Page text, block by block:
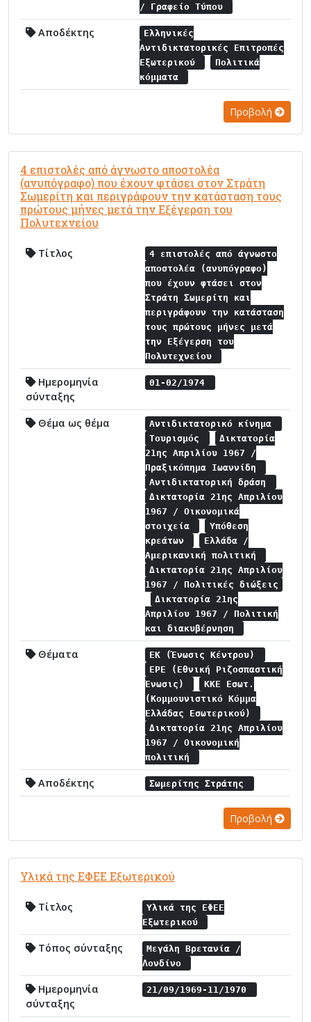
/ Γραφείο Τύπου
Αποδέκτης
Ελληνικές
Αντιδικτατορικές Επιτροπές
Εξωτερικού
Πολιτικά
κόμματα
Προβολή
4 επιστολές από άγνωστο αποστολέα
(ανυπόγραφο) που έχουν φτάσει στον Στράτη
Σωμερίτη και περιγράφουν την κατάσταση τους
πρώτους μήνες μετά την Εξέγερση του
Πολυτεχνείου
Τίτλος
4 επιστολές από άγνωστο
αποστολέα (ανυπόγραφο)
που έχουν φτάσει στον
Στράτη Σωμερίτη και
περιγράφουν την κατάσταση
τους πρώτους μήνες μετά
την Εξέγερση του
Πολυτεχνείου
Ημερομηνία
σύνταξης
01-02/1974
Θέμα ως θέμα
Αντιδικτατορικό κίνημα
Τουρισμός
Δικτατορία
21ης Απριλίου 1967 /
Πραξικόπημα Ιωαννίδη
Αντιδικτατορική δράση
Δικτατορία 21ης Απριλίου
1967 / Οικονομικά
στοιχεία
Υπόθεση
κρεάτων
Ελλάδα /
Αμερικανική πολιτική
Δικτατορία 21ης Απριλίου
1967 / Πολιτικές διώξεις
Δικτατορία 21ης
Απριλίου 1967 / Πολιτική
και διακυβέρνηση
Θέματα
ΕΚ (Ένωσις Κέντρου)
ΕΡΕ (Εθνική Ριζοσπαστική
Ένωσις)
ΚΚΕ Εσωτ.
(Κομμουνιστικό Κόμμα
Ελλάδας Εσωτερικού)
Δικτατορία 21ης Απριλίου
1967 / Οικονομική
πολιτική
Αποδέκτης Σωμερίτης Στράτης
Προβολή
Υλικά της ΕΦΕΕ Εξωτερικού
Τίτλος
Υλικά της ΕΦΕΕ
Εξωτερικού
Τόπος σύνταξης
Μεγάλη Βρετανία /
Λονδίνο
Ημερομηνία
σύνταξης
21/09/1969-11/1970